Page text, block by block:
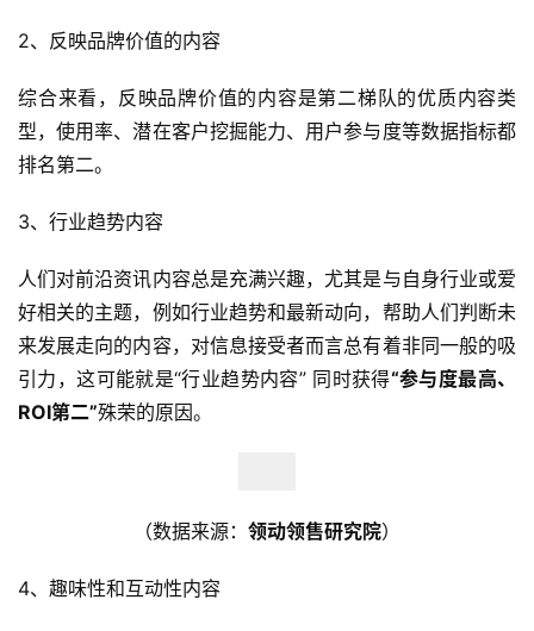
2、 反映品牌价值的内容
综合来看，反映品牌价值的内容是第二梯队的优质内容类
型，使用率、潜在客户挖掘能力、用户参与度等数据指标都
排名第二。
3、 行业趋势内容
人们对前沿资讯内容总是充满兴趣，尤其是与自身行业或爱
好相关的主题，例如行业趋势和最新动向，帮助人们判断未
来发展走向的内容，对信息接受者而言总有着非同一般的吸
引力，这可能就是“行业趋势内容” 同时获得“参与度最高、
ROI第二”殊荣的原因。
（数据来源： 领动领售研究院）
4、 趣味性和互动性内容